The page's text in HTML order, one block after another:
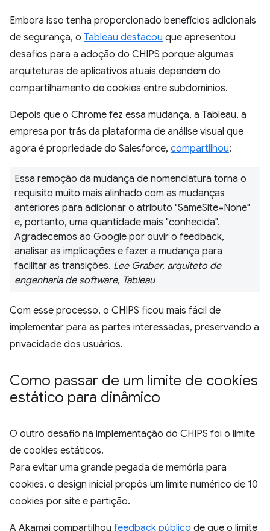
Embora isso tenha proporcionado benefícios adicionais
de segurança, o Tableau destacou que apresentou
desafios para a adoção do CHIPS porque algumas
arquiteturas de aplicativos atuais dependem do
compartilhamento de cookies entre subdomínios.
Depois que o Chrome fez essa mudança, a Tableau, a
empresa por trás da plataforma de análise visual que
agora é propriedade do Salesforce, compartilhou:
Essa remoção da mudança de nomenclatura torna o
requisito muito mais alinhado com as mudanças
anteriores para adicionar o atributo "SameSite=None"
e, portanto, uma quantidade mais "conhecida".
Agradecemos ao Google por ouvir o feedback,
analisar as implicações e fazer a mudança para
facilitar as transições. Lee Graber, arquiteto de
engenharia de software, Tableau
Com esse processo, o CHIPS ficou mais fácil de
implementar para as partes interessadas, preservando a
privacidade dos usuários.
Como passar de um limite de cookies
estático para dinâmico
O outro desafio na implementação do CHIPS foi o limite
de cookies estáticos.
Para evitar uma grande pegada de memória para
cookies, o design inicial propôs um limite numérico de 10
cookies por site e partição.
A Akamai compartilhou feedback público de que o limite